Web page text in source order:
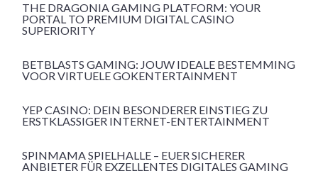
THE DRAGONIA GAMING PLATFORM: YOUR
PORTAL TO PREMIUM DIGITAL CASINO
SUPERIORITY
BETBLASTS GAMING: JOUW IDEALE BESTEMMING
VOOR VIRTUELE GOKENTERTAINMENT
YEP CASINO: DEIN BESONDERER EINSTIEG ZU
ERSTKLASSIGER INTERNET-ENTERTAINMENT
SPINMAMA SPIELHALLE – EUER SICHERER
ANBIETER FÜR EXZELLENTES DIGITALES GAMING